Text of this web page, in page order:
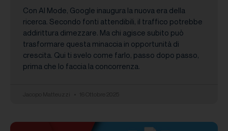
Con AI Mode, Google inaugura la nuova era della
ricerca. Secondo fonti attendibili, il traffico potrebbe
addirittura dimezzare. Ma chi agisce subito può
trasformare questa minaccia in opportunità di
crescita. Qui ti svelo come farlo, passo dopo passo,
prima che lo faccia la concorrenza.